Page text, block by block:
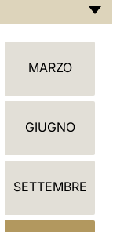
MARZO
GIUGNO
SETTEMBRE